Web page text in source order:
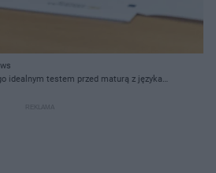
idealnym testem przed maturą z języka